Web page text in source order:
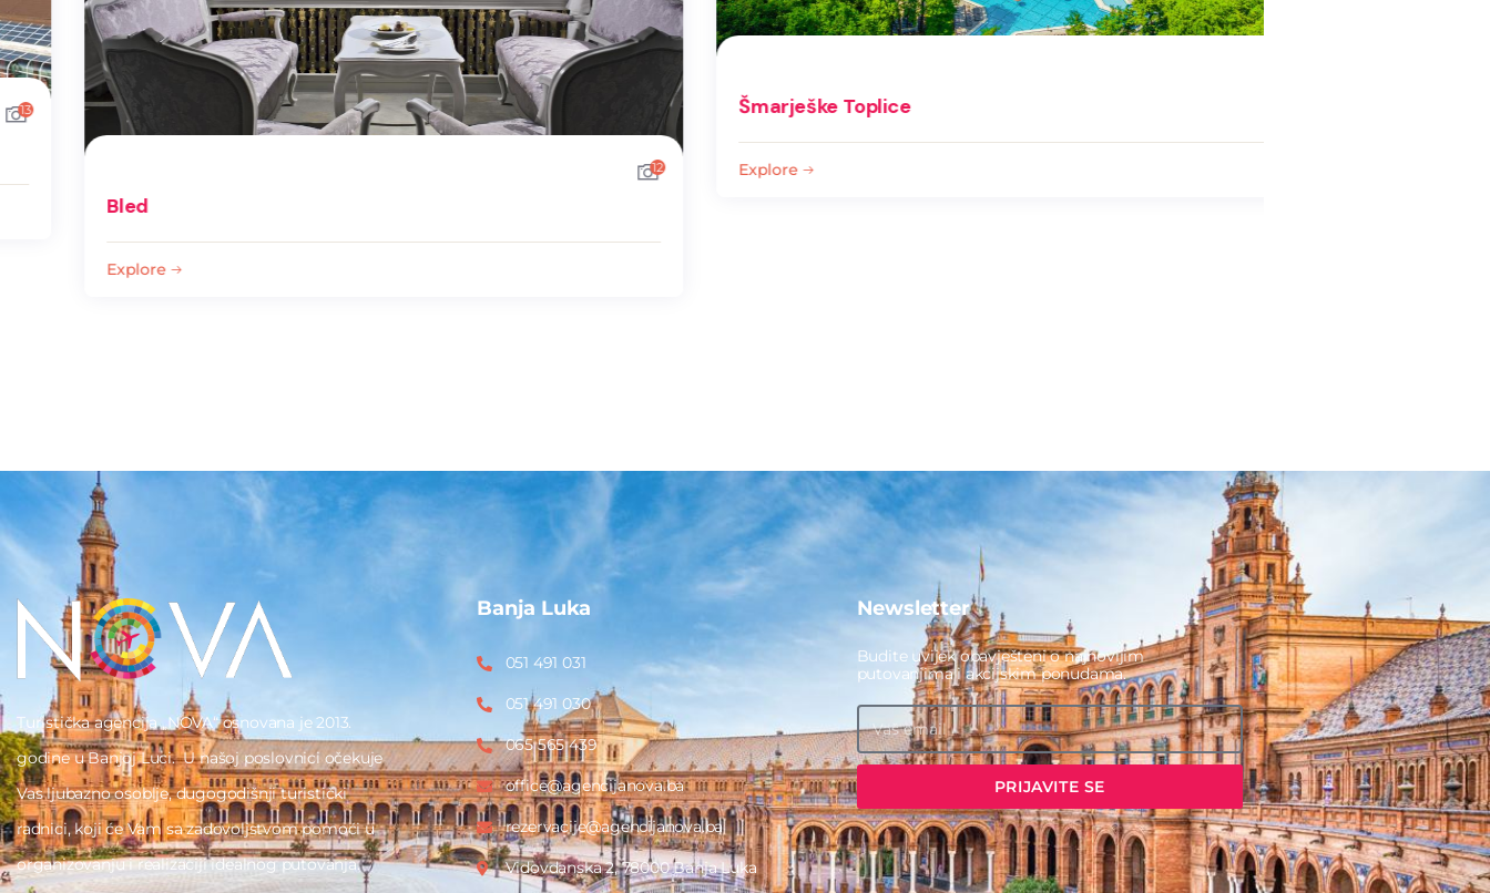
Šmarješke Toplice
Turistička agencija „NOVA“ osnovana je 2013.
godine u Banjoj Luci. U našoj poslovnici očekuje
Vas ljubazno osoblje, dugogodišnji turistički
radnici, koji će Vam sa zadovoljstvom pomoći u
organizovanju i realizaciji idealnog putovanja.
Banja Luka
051 491 031
051 491 030
065 565 439
office@agencijanova.ba
rezervacije@agencijanova.ba
Vidovdanska 2, 78000 Banja Luka
Newsletter
Budite uvijek obavješteni o najnovijim
putovanjima i akcijskim ponudama.
PRIJAVITE SE